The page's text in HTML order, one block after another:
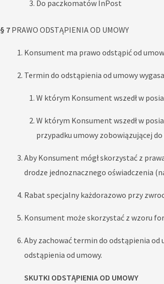
Do paczkomatów InPost
§ 7 PRAWO ODSTĄPIENIA OD UMOWY
Konsument ma prawo odstąpić od
Termin do odstąpienia od umowy
W którym Konsument wszedł w
W którym Konsument wszedł w
przypadku umowy zobowiązującej
Aby Konsument mógł skorzystać z
drodze jednoznacznego oświadczenia
Rabat specjalny każdorazowo przy
Konsument może skorzystać z wzoru
Aby zachować termin do odstąpienia od
odstąpienia od umowy.
SKUTKI ODSTĄPIENIA OD UMOWY